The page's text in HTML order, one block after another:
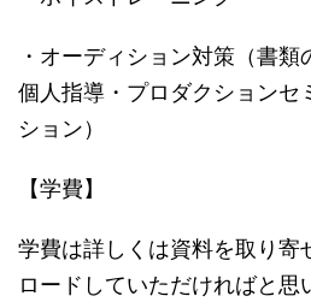
・オーディション対策（書
個人指導・プロダクションセ
ション）
【学費】
学費は詳しくは資料を取り寄
ロードしていただければと思